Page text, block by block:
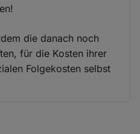
die danach noch
für die Kosten ihrer
Folgekosten selbst